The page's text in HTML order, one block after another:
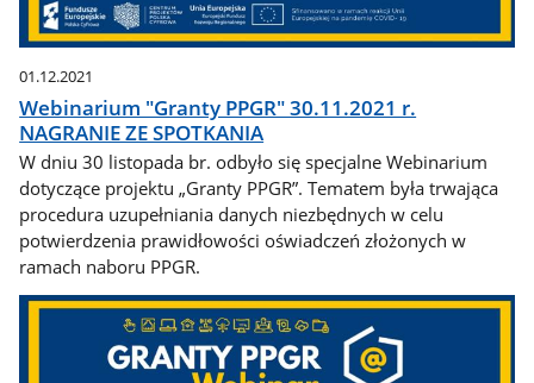
01.12.2021
Webinarium "Granty PPGR" 30.11.2021 r.
NAGRANIE ZE SPOTKANIA
W dniu 30 listopada br. odbyło się specjalne Webinarium
dotyczące projektu „Granty PPGR”. Tematem była trwająca
procedura uzupełniania danych niezbędnych w celu
potwierdzenia prawidłowości oświadczeń złożonych w
ramach naboru PPGR.